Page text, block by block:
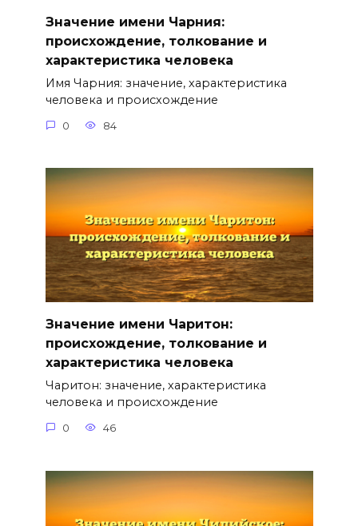
Значение имени Чарния:
происхождение, толкование и
характеристика человека
Имя Чарния: значение, характеристика
человека и происхождение
0 84
Значение имени Чаритон:
происхождение, толкование и
характеристика человека
Чаритон: значение, характеристика
человека и происхождение
0 46